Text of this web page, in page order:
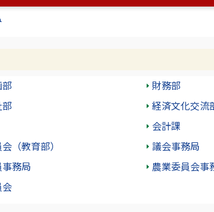
部
財務部
部
経済文化交流
会計課
（教育部）
議会事務局
務局
農業委員会事
会